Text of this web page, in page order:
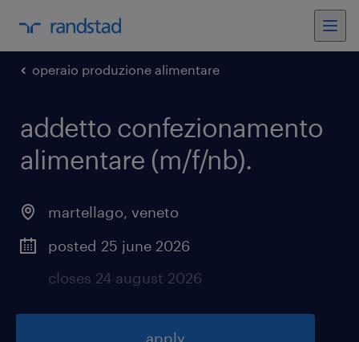
operaio produzione alimentare
addetto confezionamento
alimentare (m/f/nb).
martellago, veneto
posted 25 june 2026
closes 24 august 2026
apply